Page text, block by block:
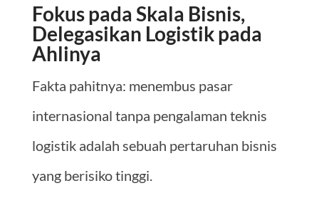
Fokus pada Skala Bisnis,
Delegasikan Logistik pada
Ahlinya
Fakta pahitnya: menembus pasar
internasional tanpa pengalaman teknis
logistik adalah sebuah pertaruhan bisnis
yang berisiko tinggi.